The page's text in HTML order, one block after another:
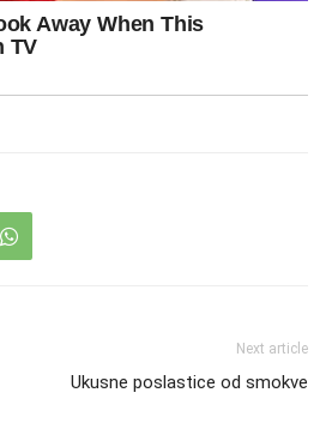
Next article
Ukusne poslastice od smokve